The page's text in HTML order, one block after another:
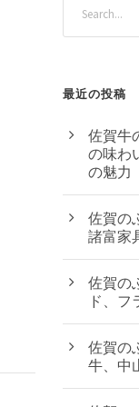
最近の投稿
佐賀牛
の味わ
の魅力
佐賀の
諸富家
佐賀の
ド、フ
佐賀の
牛、中